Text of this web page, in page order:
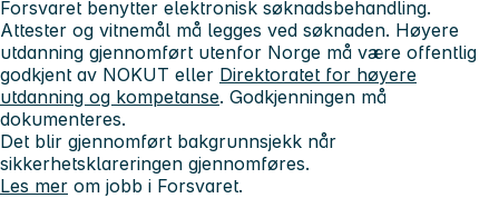
Forsvaret benytter elektronisk søknadsbehandling.
Attester og vitnemål må legges ved søknaden. Høyere
utdanning gjennomført utenfor Norge må være offentlig
godkjent av NOKUT eller Direktoratet for høyere
utdanning og kompetanse. Godkjenningen må
dokumenteres.
Det blir gjennomført bakgrunnsjekk når
sikkerhetsklareringen gjennomføres.
Les mer om jobb i Forsvaret.